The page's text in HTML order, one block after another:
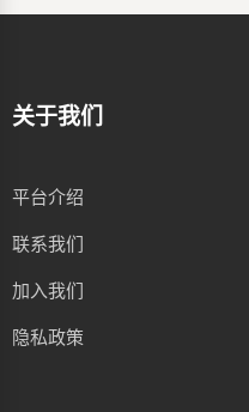
关于我们
平台介绍
联系我们
加入我们
隐私政策